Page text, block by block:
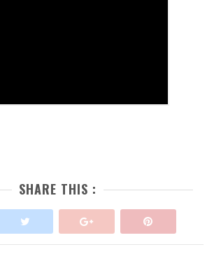
SHARE THIS :